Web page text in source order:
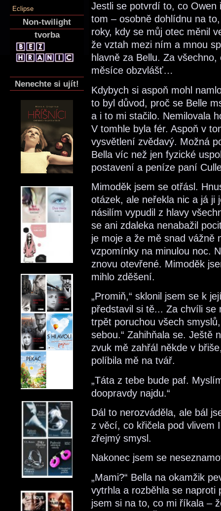
Eclipse
Non-twilight
tvorba
Nenechte si ujít!
Jestli se potvrdí to, co Owen
tom – osobně dohlídnu na
roky, kdy se můj otec měnil
že vztah mezi ním a mnou
hlavně za Bellu. Za
měsíce obzvlášť…
Kdybych si aspoň mohl
to byl důvod, proč se Belle
a i to mi stačilo. Nemilovala
V tomhle byla fér. Aspoň v
vysvětlení zvědavý. Možná
Bella víc než jen fyzické
postavení a peníze paní
Mimoděk jsem se otřásl.
otázek, ale neřekla nic a já ji
násilím vypudil z hlavy
se ani zdaleka nenabažil
je moje a že mě snad vážně
vzpomínky na minulou noc.
znovu otevřené. Mimoděk
mihlo zděšení.
„Promiň,“ sklonil jsem se k
představil si tě... Za chvíli
trpět poruchou všech
sebou.“ Zahihňala se. Ještě
zvuk mě zahřál někde v
políbila mě na tvář.
„Táta z tebe bude paf.
doopravdy najdu.“
Dál to nerozváděla, ale bál
z věcí, co křičela pod vlivem
zřejmý smysl.
Nakonec jsem se
„Mami?“ Bella na okamžik
vytrhla a rozběhla se naproti
jsem si na to, co mi říkala –